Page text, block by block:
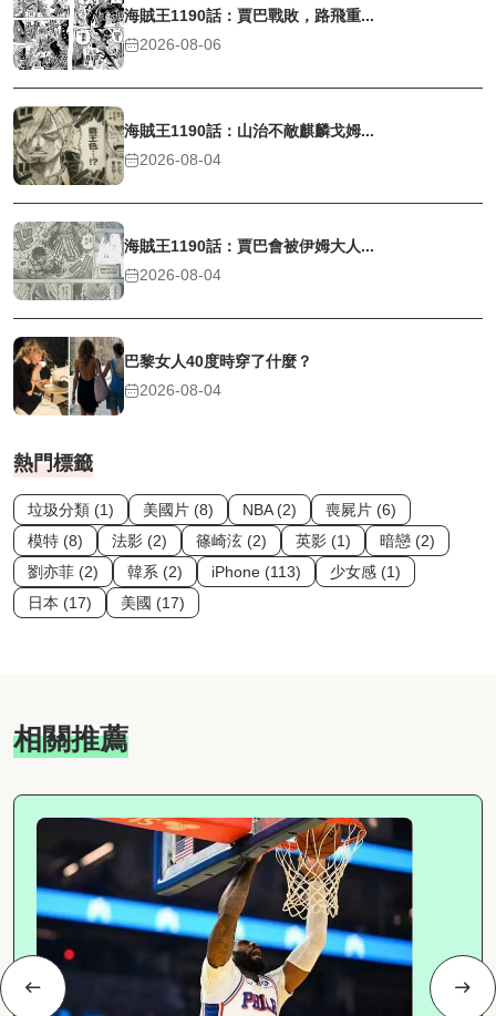
海賊王1190話：賈巴戰敗，路飛重...
2026-08-06
海賊王1190話：山治不敵麒麟戈姆...
2026-08-04
海賊王1190話：賈巴會被伊姆大人...
2026-08-04
巴黎女人40度時穿了什麼？
2026-08-04
熱門標籤
垃圾分類 (1) 美國片 (8) NBA (2)
喪屍片 (6)
模特 (8)
法影 (2) 篠崎泫 (2) 英影 (1)
暗戀 (2)
劉亦菲 (2)
韓系 (2) iPhone (113)
少女感 (1)
日本 (17)
美國 (17)
相關推薦